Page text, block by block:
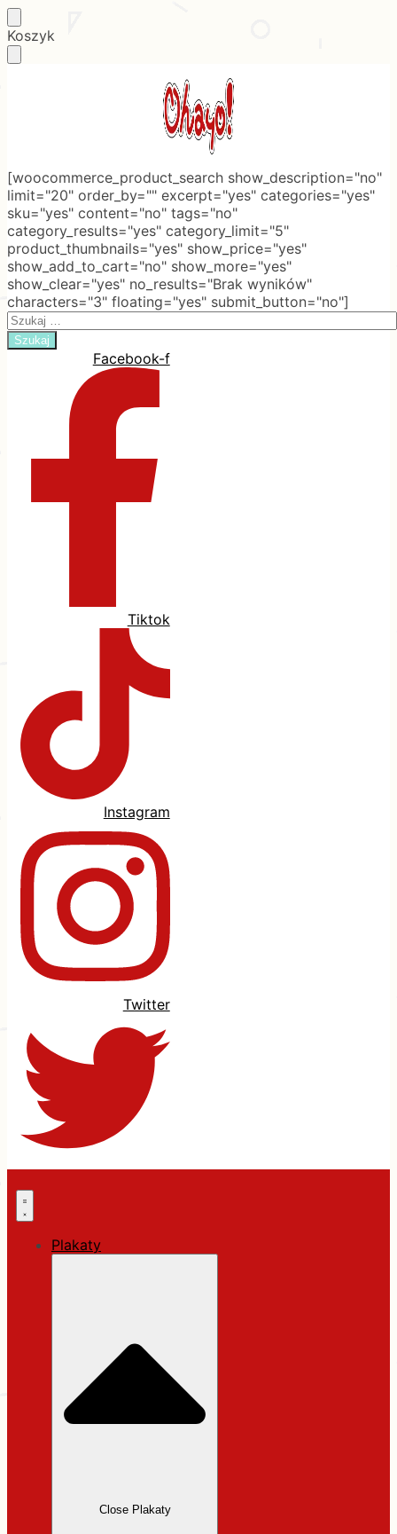
Skip
to
Skip
to
Koszyk
[woocommerce_product_search show_description="no"
limit="20" order_by="" excerpt="yes" categories="yes"
sku="yes" content="no" tags="no"
category_results="yes" category_limit="5"
product_thumbnails="yes" show_price="yes"
show_add_to_cart="no" show_more="yes"
show_clear="yes" no_results="Brak wyników"
characters="3" floating="yes" submit_button="no"]
Search
for:
Facebook-f
Tiktok
Instagram
Twitter
Plakaty
Close Plakaty